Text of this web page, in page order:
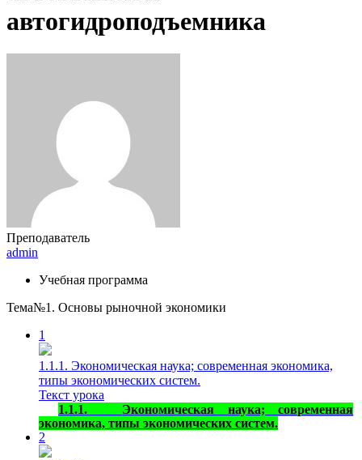
автогидроподъемника
Преподаватель
admin
Учебная программа
Тема№1. Основы рыночной экономики
1
1.1.1. Экономическая наука; современная экономика,
типы экономических систем.
Текст урока
1.1.1.
Экономическая наука; современная
экономика, типы экономических систем.
2